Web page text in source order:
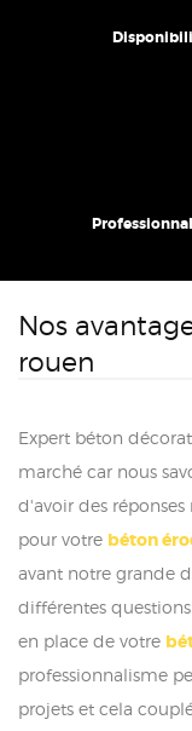
Nos
rouen
Expert béton
marché car nous
d'avoir des
pour votre béton
avant notre grande
différentes
en place de votre
professionnalisme
projets et cela